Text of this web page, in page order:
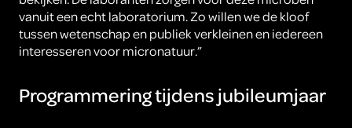
vanuit een echt laboratorium. Zo willen we de kloof
tussen wetenschap en publiek verkleinen en iedereen
interesseren voor micronatuur.”
Programmering tijdens jubileumjaar